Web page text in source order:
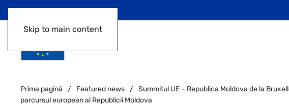
Skip to main content
Prima pagină Featured news
Summitul UE – Republica Moldova de la
parcursul european al Republicii Moldova